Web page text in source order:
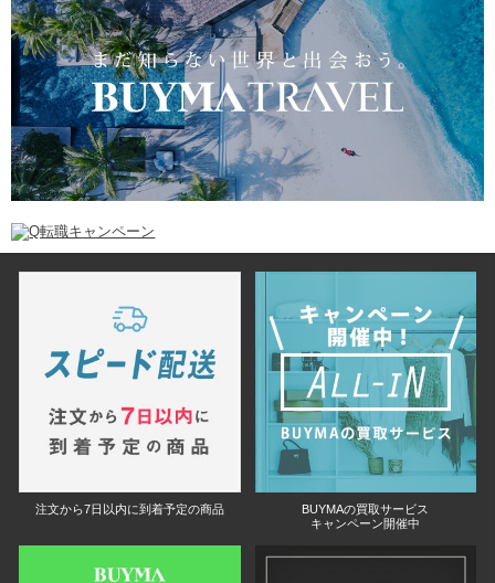
注文から7日以内に到着予定の商品
BUYMAの買取サービス
キャンペーン開催中